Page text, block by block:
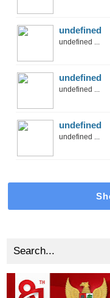
undefined
undefined ...
undefined
undefined ...
undefined
undefined ...